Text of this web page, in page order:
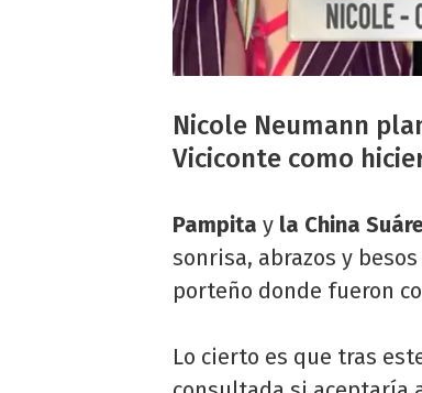
Nicole Neumann
Viciconte como
Pampita y la China
sonrisa, abrazos y
porteño donde fueron
Lo cierto es que tras